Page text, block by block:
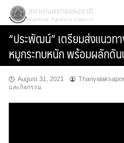
Skip
content
สภาเกษตรกรแห่งชาติ
“ประพัฒน์” เตรียมส่งแนวท
หมูกระทบหนัก พร้อมผลักดั
August 31, 2021
และกิจกรรม